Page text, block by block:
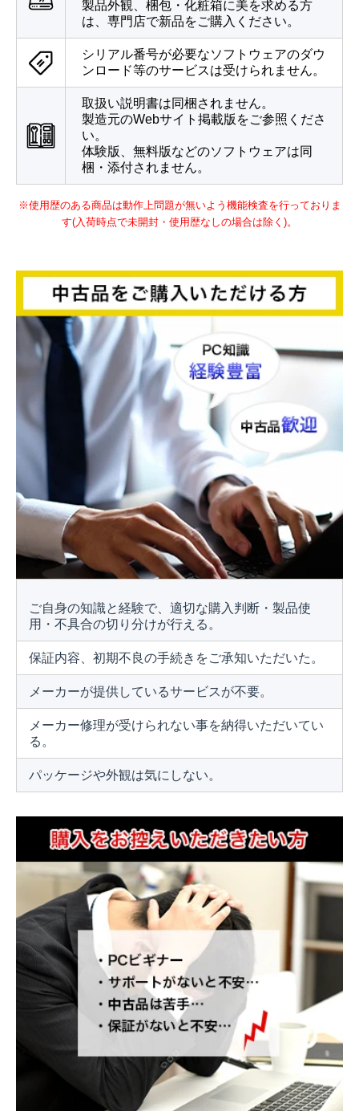
製品外観、梱包・化粧箱に美を求める方
は、専門店で新品をご購入ください。
シリアル番号が必要なソフトウェアのダウ
ンロード等のサービスは受けられません。
取扱い説明書は同梱されません。
製造元のWebサイト掲載版をご参照くださ
い。
体験版、無料版などのソフトウェアは同
梱・添付されません。
※使用歴のある商品は動作上問題が無いよう機能検査を行っておりま
す(入荷時点で未開封・使用歴なしの場合は除く)。
ご自身の知識と経験で、適切な購入判断・製品使
用・不具合の切り分けが行える。
保証内容、初期不良の手続きをご承知いただいた。
メーカーが提供しているサービスが不要。
メーカー修理が受けられない事を納得いただいてい
る。
パッケージや外観は気にしない。